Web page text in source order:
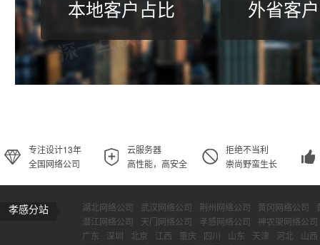
本地客户占比 外省客
专注设计13年
全国网络公司
云服务器
高性能，高安全
拒绝不当利
崇尚野蛮生长
孝感分站 湖北网络公司 武汉网络公司 荆州网络公司 黄冈网络公司
潜江网络公司
天门网络公司 孝感网络公司
神农架网络公司
广东
深圳 北京 江西 重庆 四川 山东 天津 河北
山西